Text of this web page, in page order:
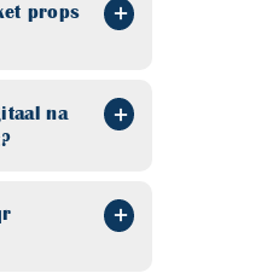
props
na